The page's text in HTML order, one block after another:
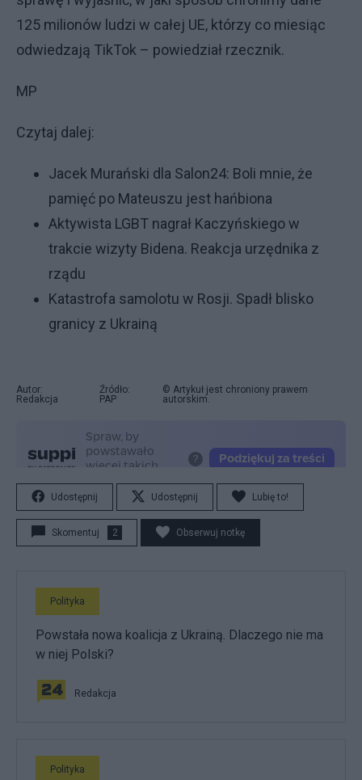
125 milionów ludzi w całej UE, którzy co miesiąc
odwiedzają TikTok – powiedział rzecznik.
MP
Czytaj dalej:
Jacek Murański dla Salon24: Boli mnie, że
pamięć po Mateuszu jest hańbiona
Aktywista LGBT nagrał Kaczyńskiego w
trakcie wizyty Bidena. Reakcja urzędnika z
rządu
Katastrofa samolotu w Rosji. Spadł blisko
granicy z Ukrainą
Autor:
Redakcja
Źródło:
PAP
© Artykuł jest chroniony prawem
autorskim.
Udostępnij Udostępnij Lubię to!
Skomentuj 2 Obserwuj notkę
Polityka
Powstała nowa koalicja z Ukrainą. Dlaczego nie ma
w niej Polski?
Redakcja
Polityka